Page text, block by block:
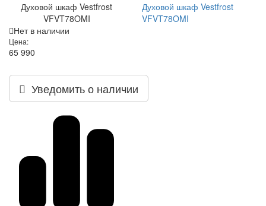
Духовой шкаф Vestfrost
VFVT78OMI
Духовой шкаф Vestfrost
VFVT78OMI
Нет в наличии
Цена:
65 990
Уведомить о наличии